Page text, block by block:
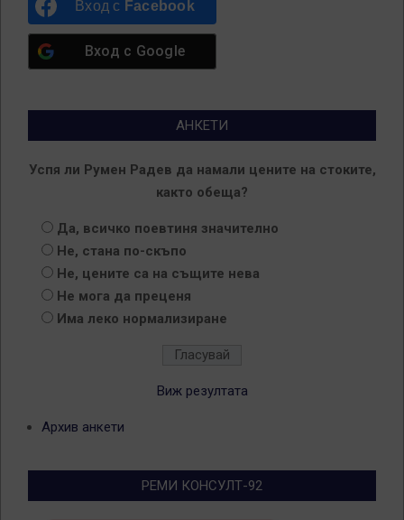
Вход с Facebook
Вход с Google
АНКЕТИ
Успя ли Румен Радев да намали цените на стоките,
както обеща?
Да, всичко поевтиня значително
Не, стана по-скъпо
Не, цените са на същите нева
Не мога да преценя
Има леко нормализиране
Виж резултата
Архив анкети
РЕМИ КОНСУЛТ-92